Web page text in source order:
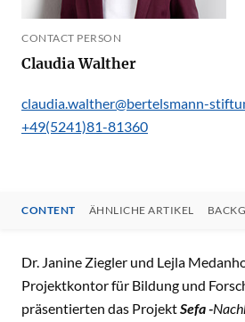
CONTACT PERSON
Claudia Walther
claudia.walther@bertelsmann-
+49(5241)81-81360
CONTENT ÄHNLICHE ARTIKEL
CONTENT
Dr. Janine Ziegler und Lejla
Projektkontor für Bildung und
präsentierten das ProjektSefa -